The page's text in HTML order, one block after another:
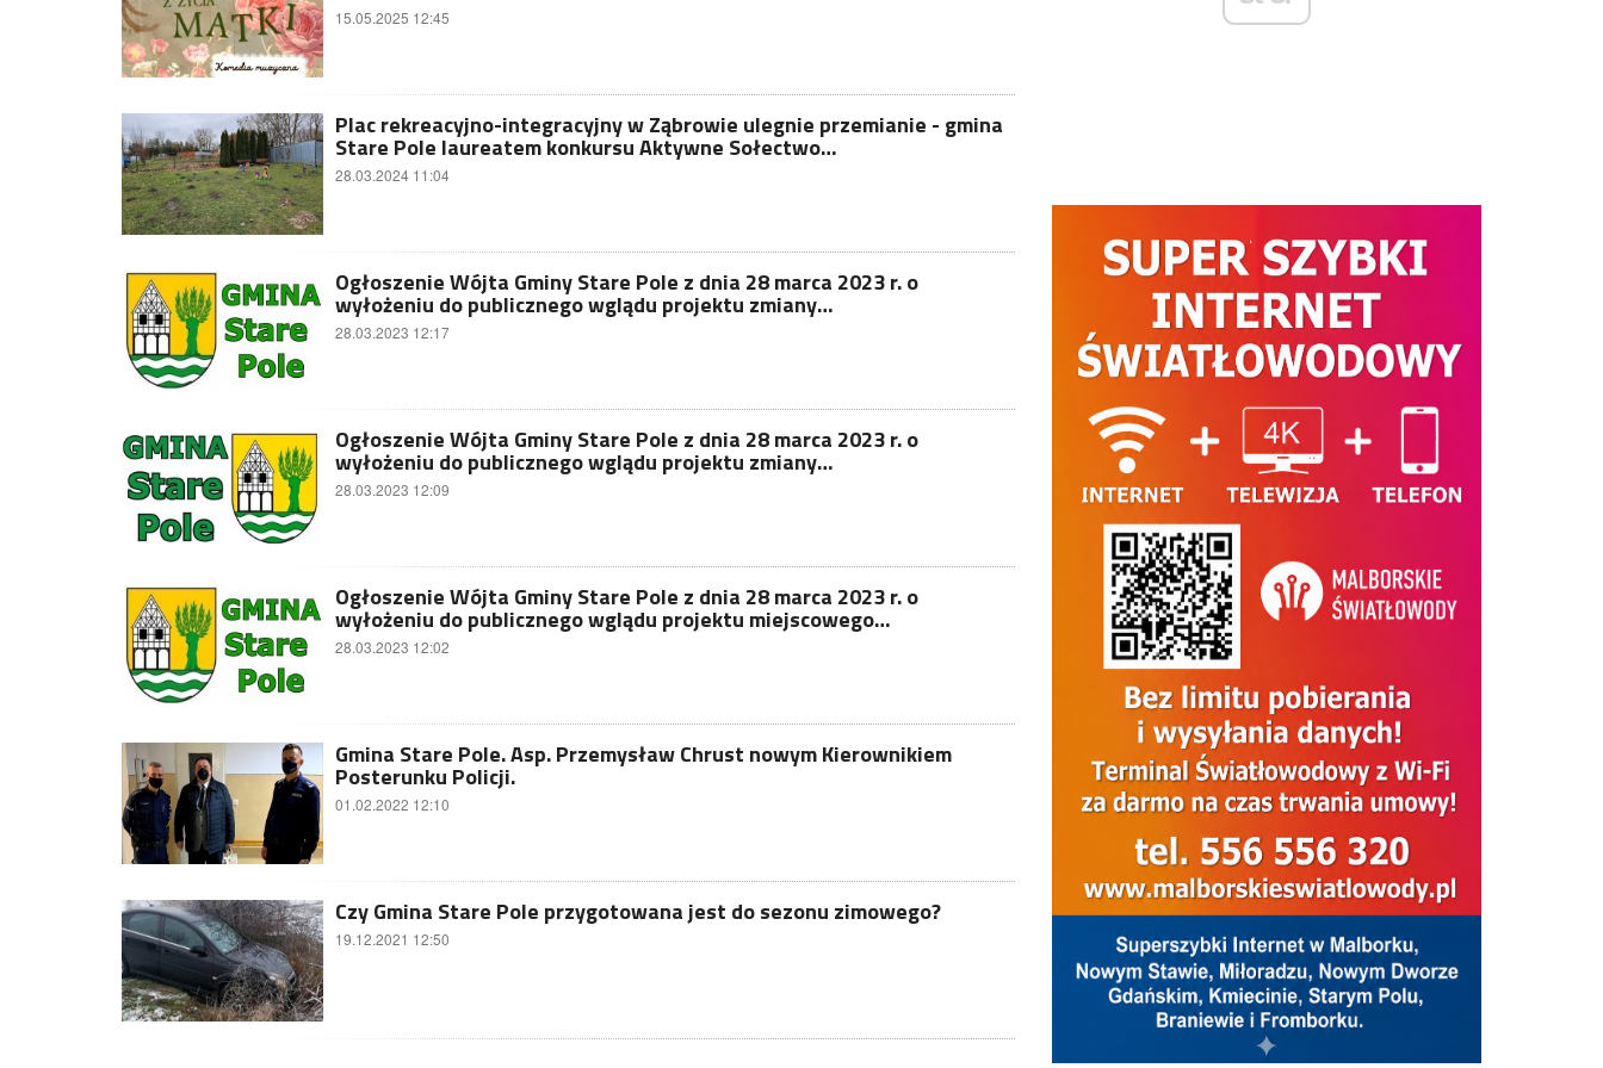
15.05.2025 12:45
Plac rekreacyjno-integracyjny w Ząbrowie ulegnie przemianie - gmina
Stare Pole laureatem konkursu Aktywne Sołectwo…
28.03.2024 11:04
Ogłoszenie Wójta Gminy Stare Pole z dnia 28 marca 2023 r. o
wyłożeniu do publicznego wglądu projektu zmiany…
28.03.2023 12:17
Ogłoszenie Wójta Gminy Stare Pole z dnia 28 marca 2023 r. o
wyłożeniu do publicznego wglądu projektu zmiany…
28.03.2023 12:09
Ogłoszenie Wójta Gminy Stare Pole z dnia 28 marca 2023 r. o
wyłożeniu do publicznego wglądu projektu miejscowego…
28.03.2023 12:02
Gmina Stare Pole. Asp. Przemysław Chrust nowym Kierownikiem
Posterunku Policji.
01.02.2022 12:10
Czy Gmina Stare Pole przygotowana jest do sezonu zimowego?
19.12.2021 12:50